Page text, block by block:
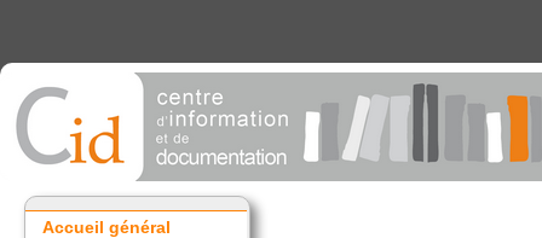
Accueil général